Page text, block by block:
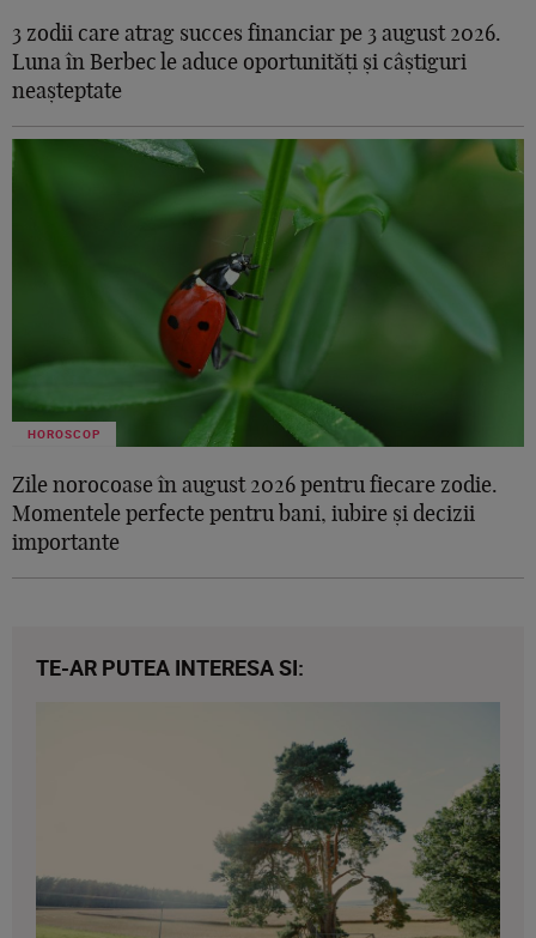
3 zodii care atrag succes financiar pe 3 august 2026.
Luna în Berbec le aduce oportunități și câștiguri
neașteptate
HOROSCOP
Zile norocoase în august 2026 pentru fiecare zodie.
Momentele perfecte pentru bani, iubire și decizii
importante
TE-AR PUTEA INTERESA SI: